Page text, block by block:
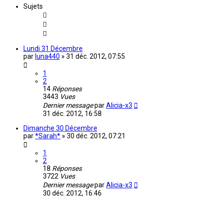
Sujets
Lundi 31 Décembre
par luna440 » 31 déc. 2012, 07:55
1
2
14 Réponses
3443 Vues
Dernier messageparAlicia-x3
31 déc. 2012, 16:58
Dimanche 30 Décembre
par*Sarah* » 30 déc. 2012, 07:21
1
2
18 Réponses
3722 Vues
Dernier messageparAlicia-x3
30 déc. 2012, 16:46